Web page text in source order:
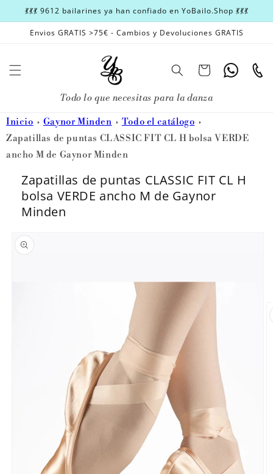
directamente
al contenido
💃💃💃 9612 bailarines ya han confiado en YoBailo.Shop 💃💃💃
Envios GRATIS >75€ - Cambios y Devoluciones GRATIS
CarritoWhatsapp
Todo lo que necesitas para la danza
Inicio Gaynor Minden
Todo el catálogo
Zapatillas de puntas CLASSIC FIT CL H bolsa VERDE
ancho M de Gaynor Minden
Zapatillas de puntas CLASSIC FIT CL H
bolsa VERDE ancho M de Gaynor
Minden
a la
información